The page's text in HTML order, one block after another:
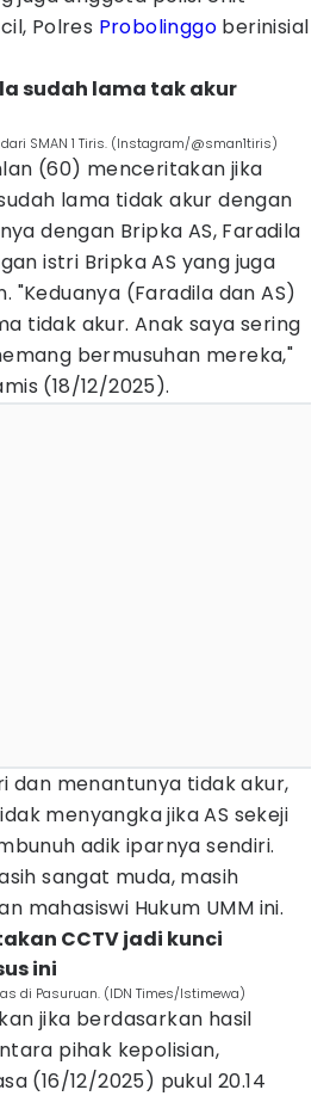
Polres Probolinggo berinisial
sudah lama tak akur
SMAN 1 Tiris. (Instagram/@sman1tiris)
(60) menceritakan jika
lama tidak akur dengan
dengan Bripka AS, Faradila
istri Bripka AS yang juga
"Keduanya (Faradila dan AS)
tidak akur. Anak saya sering
bermusuhan mereka,"
(18/12/2025).
dan menantunya tidak akur,
menyangka jika AS sekeji
adik iparnya sendiri.
sangat muda, masih
mahasiswi Hukum UMM ini.
CCTV jadi kunci
ini
di Pasuruan. (IDN Times/Istimewa)
jika berdasarkan hasil
pihak kepolisian,
(16/12/2025) pukul 20.14